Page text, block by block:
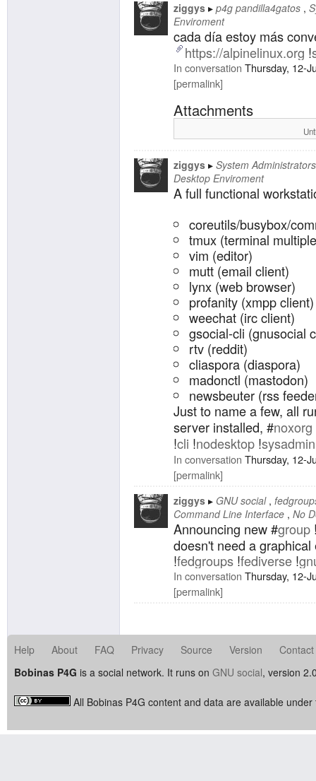
ziggys p4g pandilla4gatos
Enviroment
cada día estoy más
https://alpinelinux.org !
In conversation Thursday, 12-
permalink
Attachments
ziggys
System Administrators
Desktop Enviroment
A full functional
coreutils/busybox/
tmux (terminal
vim (editor)
mutt (email client)
lynx (web browser)
profanity (xmpp client)
weechat (irc client)
gsocial-cli (gnusocial
rtv (reddit)
cliaspora (diaspora)
madonctl (mastodon)
newsbeuter (rss
Just to name a few, all
server installed, #noxorg
!cli !nodesktop !sysadmin
In conversation Thursday, 12-
permalink
ziggys GNU social
Command Line Interface No
Announcing new #group
doesn't need a
!fedgroups !fediverse !
In conversation Thursday, 12-
permalink
Help About FAQ Privacy Source Version
Contact
Bobinas P4G is a social network. It runs on GNU social, version
All Bobinas P4G content and data are available